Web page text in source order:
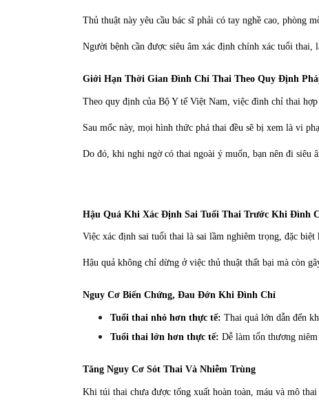
Thủ thuật này yêu cầu bác sĩ phải có tay nghề cao, phòng
Người bệnh cần được siêu âm xác định chính xác tuổi thai,
Giới Hạn Thời Gian Đình Chỉ Thai Theo Quy Định
Theo quy định của Bộ Y tế Việt Nam, việc đình chỉ thai
Sau mốc này, mọi hình thức phá thai đều sẽ bị xem là vi
Do đó, khi nghi ngờ có thai ngoài ý muốn, bạn nên đi siêu
Hậu Quả Khi Xác Định Sai Tuổi Thai Trước Khi Đình
Việc xác định sai tuổi thai là sai lầm nghiêm trọng, đặc
Hậu quả không chỉ dừng ở việc thủ thuật thất bại mà còn
Nguy Cơ Biến Chứng, Đau Đớn Khi Đình Chỉ
Tuổi thai nhỏ hơn thực tế: Thai quá lớn dẫn đến
Tuổi thai lớn hơn thực tế: Dễ làm tổn thương
Tăng Nguy Cơ Sót Thai Và Nhiễm Trùng
Khi túi thai chưa được tống xuất hoàn toàn, máu và mô